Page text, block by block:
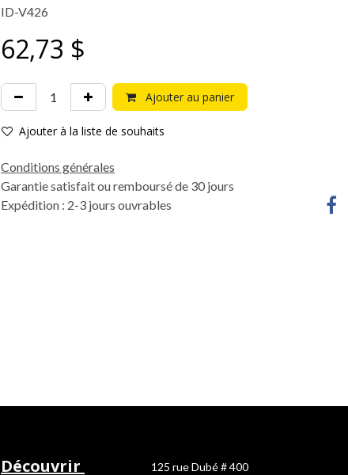
ID-V426
62,73 $
Ajouter au panier
Ajouter à la liste de souhaits
Conditions générales
Garantie satisfait ou remboursé de 30 jours
Expédition : 2-3 jours ouvrables
Découvrir 125 rue Dubé # 400